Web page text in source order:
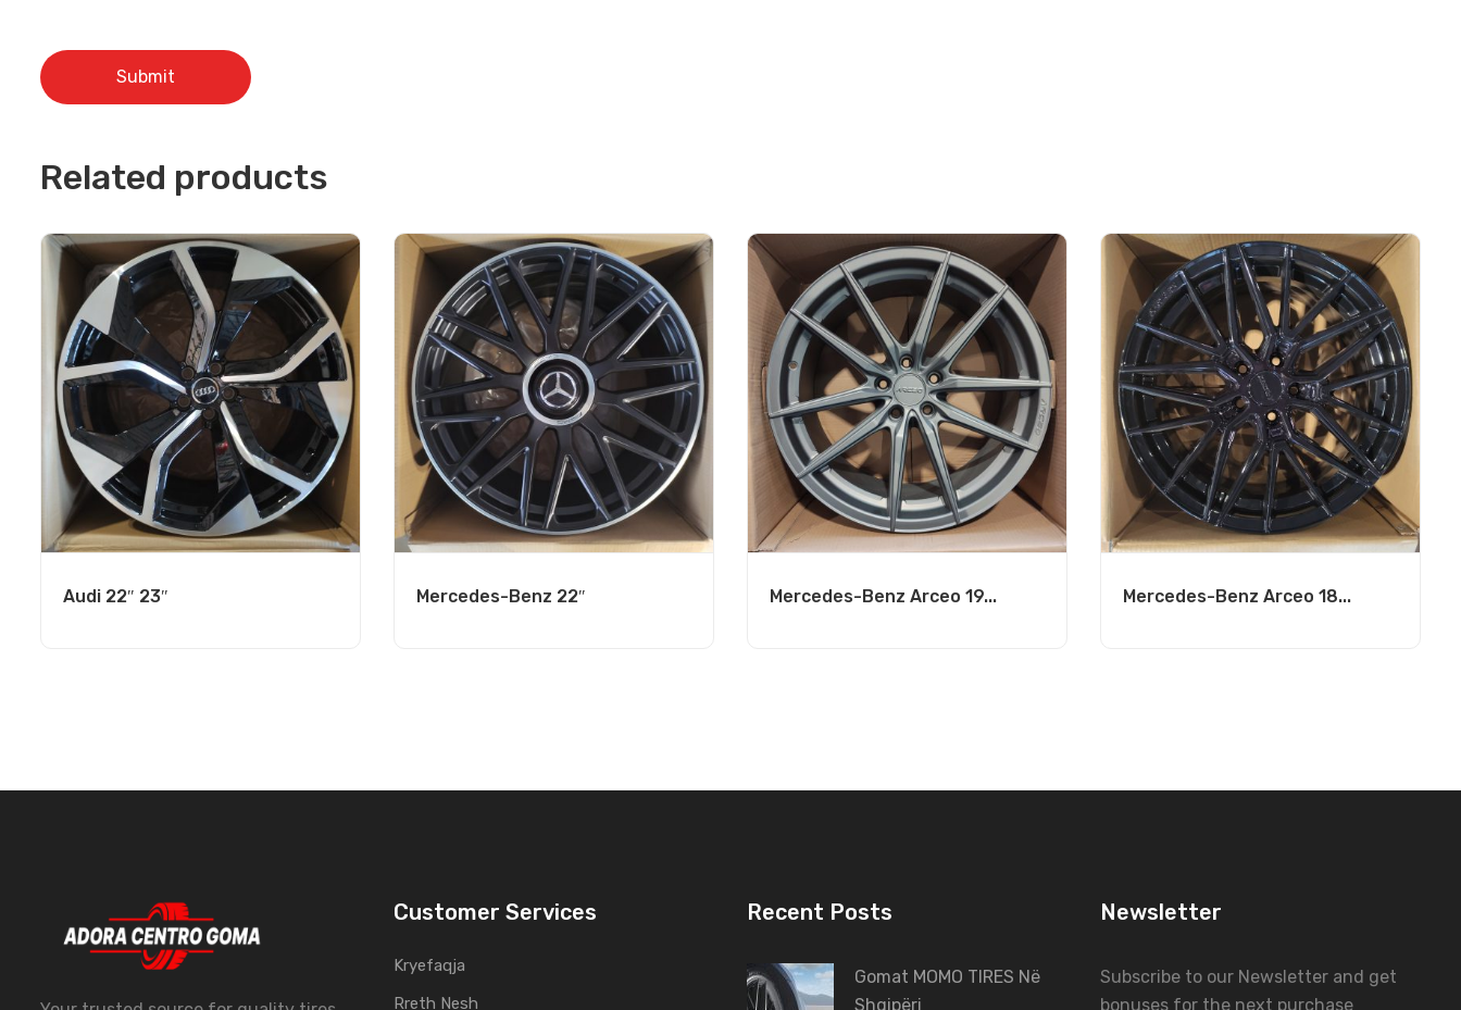
Related products
Audi 22″ 23″ Mercedes-Benz 22″ Mercedes-Benz Arceo 19... Mercedes-Benz Arceo 18...
Customer Services
Kryefaqja
Rreth Nesh
Recent Posts
Gomat MOMO TIRES Në
Shqipëri
Newsletter
Subscribe to our Newsletter and get
bonuses for the next purchase